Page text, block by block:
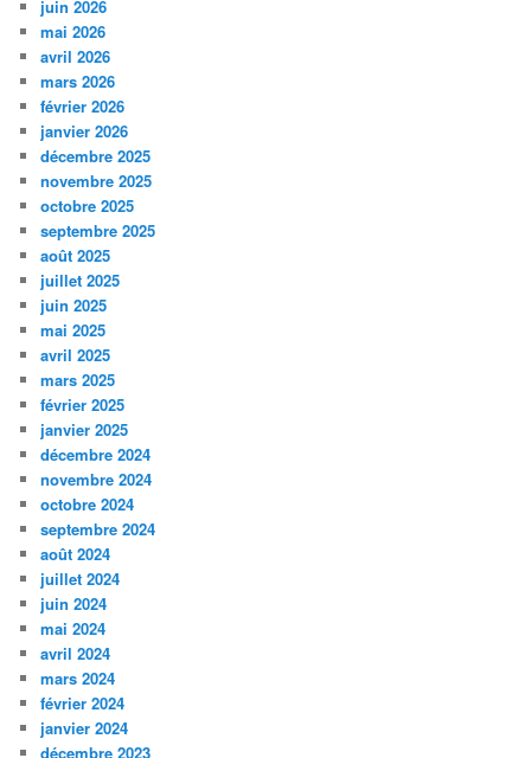
juin 2026
mai 2026
avril 2026
mars 2026
février 2026
janvier 2026
décembre 2025
novembre 2025
octobre 2025
septembre 2025
août 2025
juillet 2025
juin 2025
mai 2025
avril 2025
mars 2025
février 2025
janvier 2025
décembre 2024
novembre 2024
octobre 2024
septembre 2024
août 2024
juillet 2024
juin 2024
mai 2024
avril 2024
mars 2024
février 2024
janvier 2024
décembre 2023